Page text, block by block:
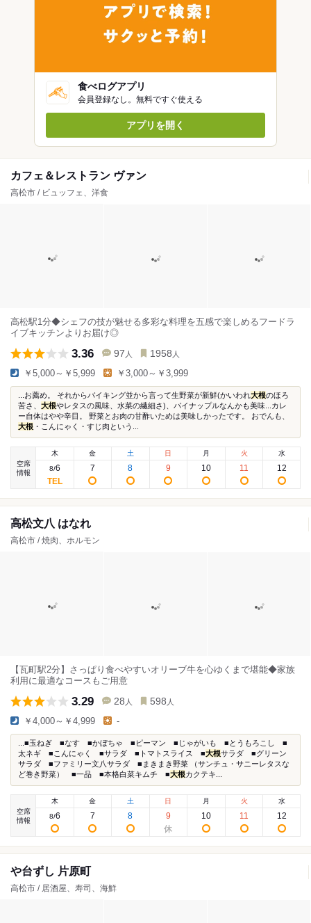
食べログアプリ
会員登録なし。無料ですぐ使える
アプリを開く
カフェ＆レストラン ヴァン
高松市 / ビュッフェ、洋食
高松駅1分◆シェフの技が魅せる多彩な料理を五感で楽しめるフードラ
イブキッチンよりお届け◎
3.36 97 人 1958 人
￥5,000～￥5,999 ￥3,000～￥3,999
...お薦め。 それからバイキング並から言って生野菜が新鮮(かいわれ大根のほろ
苦さ、 大根やレタスの風味、水菜の繊細さ)、パイナップルなんかも美味...カレ
ー自体はやや辛目。 野菜とお肉の甘酢いためは美味しかったです。 おでんも、
大根 ・こんにゃく・すじ肉という...
空席
情報
木
8/6
金
7
土
8
日
9
月
10
火
11
水
12
高松文八 はなれ
高松市 / 焼肉、ホルモン
【瓦町駅2分】さっぱり食べやすいオリーブ牛を心ゆくまで堪能◆家族
利用に最適なコースもご用意
3.29 28 人 598 人
￥4,000～￥4,999 -
...■玉ねぎ ■なす ■かぼちゃ ■ピーマン ■じゃがいも ■とうもろこし ■
太ネギ ■こんにゃく ■サラダ ■トマトスライス ■大根サラダ ■グリーン
サラダ ■ファミリー文八サラダ ■まきまき野菜 （サンチュ・サニーレタスな
ど巻き野菜） ■一品 ■本格白菜キムチ ■大根カクテキ...
空席
情報
木
8/6
金
7
土
8
日
9
月
10
火
11
水
12
や台ずし 片原町
高松市 / 居酒屋、寿司、海鮮